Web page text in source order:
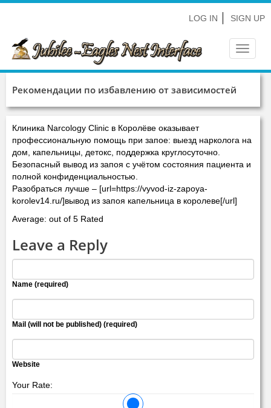
LOG IN SIGN UP
Toggle
Рекомендации по избавлению от зависимостей
Клиника Narcology Clinic в Королёве оказывает
профессиональную помощь при запое: выезд нарколога на
дом, капельницы, детокс, поддержка круглосуточно.
Безопасный вывод из запоя с учётом состояния пациента и
полной конфиденциальностью.
Разобраться лучше – [url=https://vyvod-iz-zapoya-
korolev14.ru/]вывод из запоя капельница в королеве[/url]
Average: out of 5 Rated
Leave a Reply
Name (required)
Mail (will not be published) (required)
Website
Your Rate: